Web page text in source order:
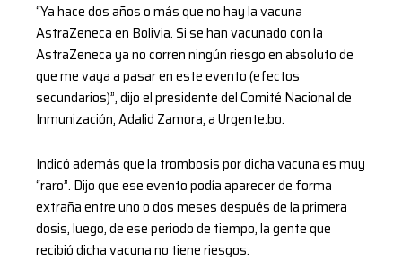
“Ya hace dos años o más que no hay la vacuna
AstraZeneca en Bolivia. Si se han vacunado con la
AstraZeneca ya no corren ningún riesgo en absoluto de
que me vaya a pasar en este evento (efectos
secundarios)”, dijo el presidente del Comité Nacional de
Inmunización, Adalid Zamora, a Urgente.bo.
Indicó además que la trombosis por dicha vacuna es muy
“raro”. Dijo que ese evento podía aparecer de forma
extraña entre uno o dos meses después de la primera
dosis, luego, de ese periodo de tiempo, la gente que
recibió dicha vacuna no tiene riesgos.